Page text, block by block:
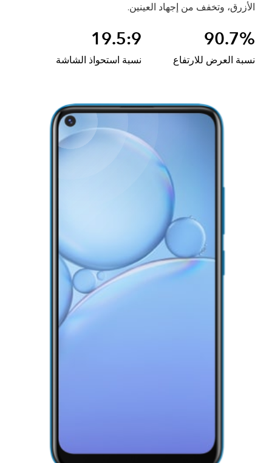
الأزرق، وتخفف من إجهاد العينين.
90.7%
نسبة العرض للارتفاع
19.5:9
نسبة استحواذ الشاشة